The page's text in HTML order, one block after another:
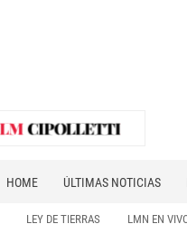
HOME ÚLTIMAS NOTICIAS
LEY DE TIERRAS LMN EN